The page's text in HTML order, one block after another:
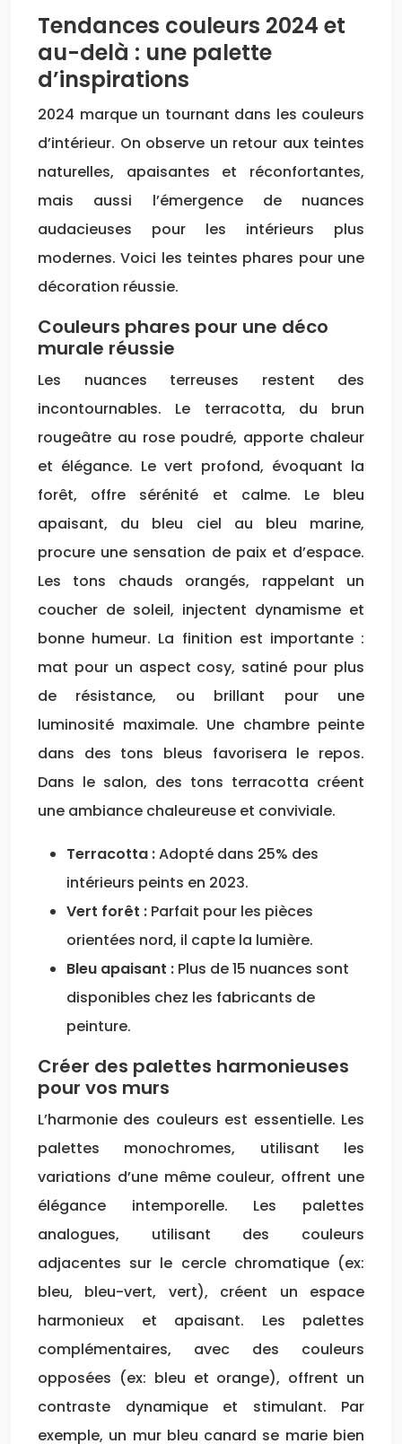
Tendances couleurs 2024 et
au-delà : une palette
d’inspirations
2024 marque un tournant dans les couleurs
d’intérieur. On observe un retour aux teintes
naturelles, apaisantes et réconfortantes,
mais aussi l’émergence de nuances
audacieuses pour les intérieurs plus
modernes. Voici les teintes phares pour une
décoration réussie.
Couleurs phares pour une déco
murale réussie
Les nuances terreuses restent des
incontournables. Le terracotta, du brun
rougeâtre au rose poudré, apporte chaleur
et élégance. Le vert profond, évoquant la
forêt, offre sérénité et calme. Le bleu
apaisant, du bleu ciel au bleu marine,
procure une sensation de paix et d’espace.
Les tons chauds orangés, rappelant un
coucher de soleil, injectent dynamisme et
bonne humeur. La finition est importante :
mat pour un aspect cosy, satiné pour plus
de résistance, ou brillant pour une
luminosité maximale. Une chambre peinte
dans des tons bleus favorisera le repos.
Dans le salon, des tons terracotta créent
une ambiance chaleureuse et conviviale.
Terracotta :Adopté dans 25% des
intérieurs peints en 2023.
Vert forêt : Parfait pour les pièces
orientées nord, il capte la lumière.
Bleu apaisant : Plus de 15 nuances sont
disponibles chez les fabricants de
peinture.
Créer des palettes harmonieuses
pour vos murs
L’harmonie des couleurs est essentielle. Les
palettes monochromes, utilisant les
variations d’une même couleur, offrent une
élégance intemporelle. Les palettes
analogues, utilisant des couleurs
adjacentes sur le cercle chromatique (ex:
bleu, bleu-vert, vert), créent un espace
harmonieux et apaisant. Les palettes
complémentaires, avec des couleurs
opposées (ex: bleu et orange), offrent un
contraste dynamique et stimulant. Par
exemple, un mur bleu canard se marie bien